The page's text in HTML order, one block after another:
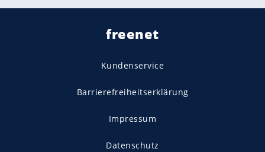
freenet
Kundenservice
Barrierefreiheitserklärung
Impressum
Datenschutz